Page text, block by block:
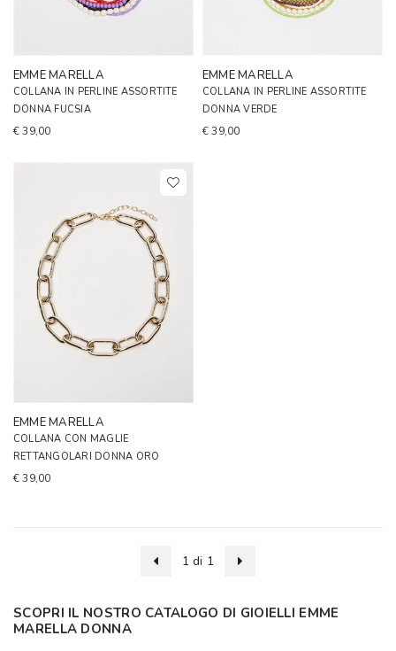
EMME MARELLA
COLLANA IN PERLINE ASSORTITE
DONNA FUCSIA
€ 39,00
EMME MARELLA
COLLANA IN PERLINE ASSORTITE
DONNA VERDE
€ 39,00
EMME MARELLA
COLLANA CON MAGLIE
RETTANGOLARI DONNA ORO
€ 39,00
1 di 1
SCOPRI IL NOSTRO CATALOGO DI GIOIELLI EMME
MARELLA DONNA